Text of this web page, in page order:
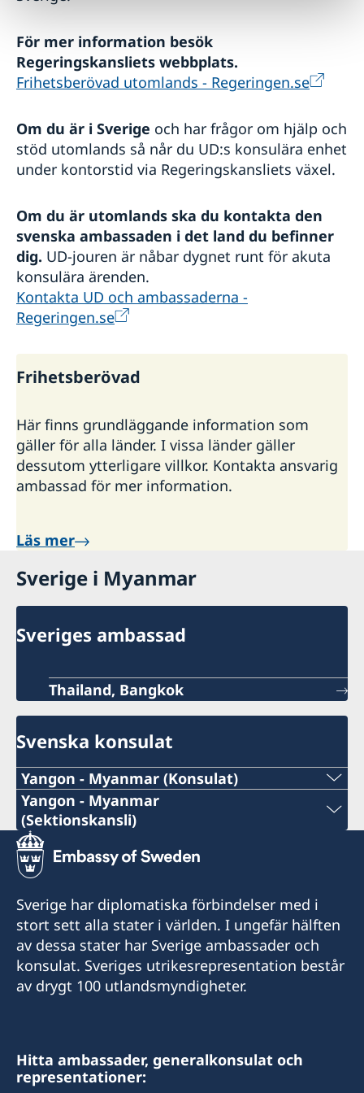
För mer information besök
Regeringskansliets webbplats.
Frihetsberövad utomlands - Regeringen.se
Om du är i Sverige och har frågor om hjälp och
stöd utomlands så når du UD:s konsulära enhet
under kontorstid via Regeringskansliets växel.
Om du är utomlands ska du kontakta den
svenska ambassaden i det land du befinner
dig. UD-jouren är nåbar dygnet runt för akuta
konsulära ärenden.
Kontakta UD och ambassaderna -
Regeringen.se
Frihetsberövad
Här finns grundläggande information som
gäller för alla länder. I vissa länder gäller
dessutom ytterligare villkor. Kontakta ansvarig
ambassad för mer information.
Läs mer
Sverige i Myanmar
Sveriges ambassad
Thailand, Bangkok
Svenska konsulat
Yangon - Myanmar (Konsulat)
Telefonnummer under arbetstid:
+95 (0)9 787 81 78 81
Telefonnummer efter arbetstid (ambassaden
Bangkok):
+66 (0)2 263 72 99 (akuta ärenden)
E-post:
130 (B) Than Lwin Rd.
Bahan Township
Yangon - Myanmar
(Sektionskansli)
Telefonnummer under arbetstid:
+95-(0)1-513456/513627/513715/513740
Telefonnummer efter arbetstid (ambassaden
Bangkok):
+66 (0)2 263 72 99 (akuta ärenden)
Ambassadens sektionskansli i Yangon
Sverige har diplomatiska förbindelser med i
stort sett alla stater i världen. I ungefär hälften
av dessa stater har Sverige ambassader och
konsulat. Sveriges utrikesrepresentation består
av drygt 100 utlandsmyndigheter.
Hitta ambassader, generalkonsulat och
representationer: